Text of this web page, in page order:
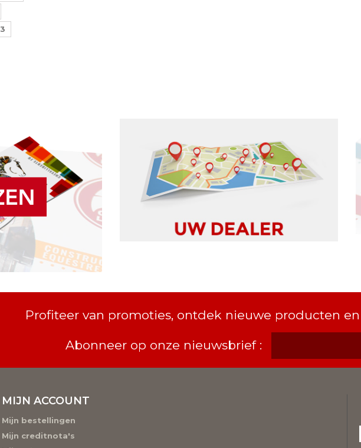
3
Profiteer van promoties, ontdek nieuwe producten
Abonneer op onze nieuwsbrief :
MIJN ACCOUNT
Mijn bestellingen
Mijn creditnota's